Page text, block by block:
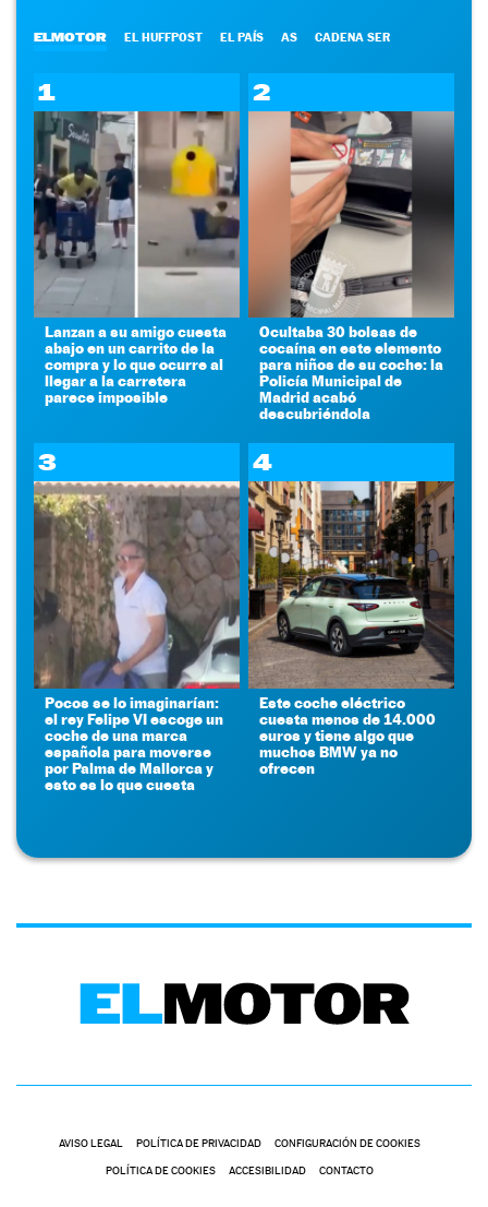
ELMOTOR EL HUFFPOST EL PAÍS AS CADENA SER
1
Lanzan a su amigo cuesta
abajo en un carrito de la
compra y lo que ocurre al
llegar a la carretera
parece imposible
2
Ocultaba 30 bolsas de
cocaína en este elemento
para niños de su coche: la
Policía Municipal de
Madrid acabó
descubriéndola
3
Pocos se lo imaginarían:
el rey Felipe VI escoge un
coche de una marca
española para moverse
por Palma de Mallorca y
esto es lo que cuesta
4
Este coche eléctrico
cuesta menos de 14.000
euros y tiene algo que
muchos BMW ya no
ofrecen
AVISO LEGAL POLÍTICA DE PRIVACIDAD CONFIGURACIÓN DE COOKIES
POLÍTICA DE COOKIES ACCESIBILIDAD CONTACTO